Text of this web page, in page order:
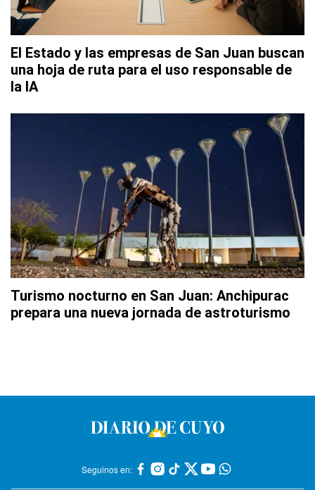
El Estado y las empresas de San Juan buscan
una hoja de ruta para el uso responsable de
la IA
Turismo nocturno en San Juan: Anchipurac
prepara una nueva jornada de astroturismo
Seguinos en: